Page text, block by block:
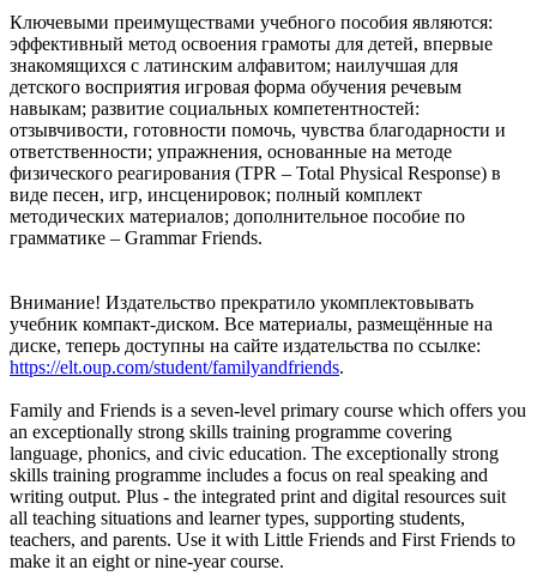
Ключевыми преимуществами учебного пособия являются:
эффективный метод освоения грамоты для детей, впервые
знакомящихся с латинским алфавитом; наилучшая для
детского восприятия игровая форма обучения речевым
навыкам; развитие социальных компетентностей:
отзывчивости, готовности помочь, чувства благодарности и
ответственности; упражнения, основанные на методе
физического реагирования (TPR – Total Physical Response) в
виде песен, игр, инсценировок; полный комплект
методических материалов; дополнительное пособие по
грамматике – Grammar Friends.
Внимание! Издательство прекратило укомплектовывать
учебник компакт-диском. Все материалы, размещённые на
диске, теперь доступны на сайте издательства по ссылке:
https://elt.oup.com/student/familyandfriends.
Family and Friends is a seven-level primary course which offers you
an exceptionally strong skills training programme covering
language, phonics, and civic education. The exceptionally strong
skills training programme includes a focus on real speaking and
writing output. Plus - the integrated print and digital resources suit
all teaching situations and learner types, supporting students,
teachers, and parents. Use it with Little Friends and First Friends to
make it an eight or nine-year course.